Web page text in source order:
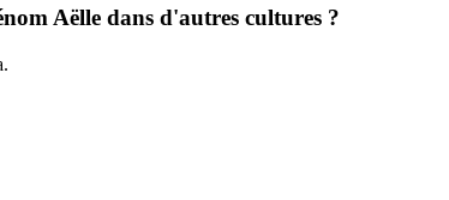
Aëlle dans d'autres cultures ?